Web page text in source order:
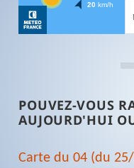
POUVEZ-VOUS
AUJOURD'HUI
Carte du 04 (du